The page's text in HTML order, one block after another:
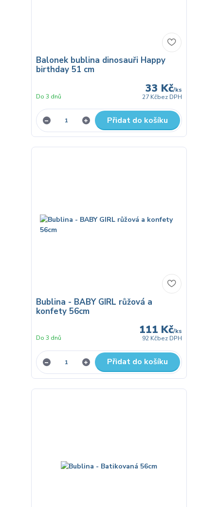
Balonek bublina dinosauři Happy
birthday 51 cm
33 Kč/ks
27 Kčbez DPH
Do 3 dnů
Přidat do košíku
Bublina - BABY GIRL růžová a
konfety 56cm
111 Kč/ks
92 Kčbez DPH
Do 3 dnů
Přidat do košíku